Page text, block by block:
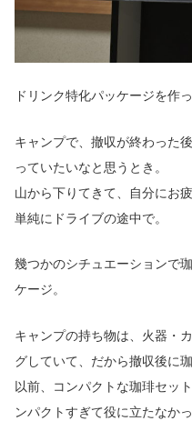
ドリンク特化パッケージを作っ
キャンプで、撤収が終わった
っていたいなと思うとき。
山から下りてきて、自分にお
単純にドライブの途中で。
幾つかのシチュエーションで
ケージ。
キャンプの持ち物は、火器・
グしていて、だから撤収後に
以前、コンパクトな珈琲セッ
ンパクトすぎて役に立たなかっ